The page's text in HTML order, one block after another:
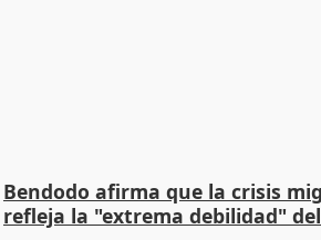
Bendodo afirma que la crisis
refleja la "extrema debilidad"